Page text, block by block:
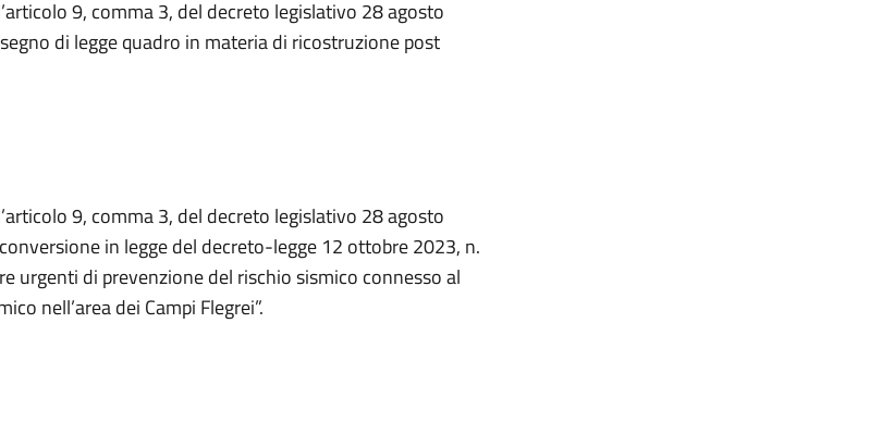
9, comma 3, del decreto legislativo 28 agosto
di legge quadro in materia di ricostruzione post
9, comma 3, del decreto legislativo 28 agosto
in legge del decreto-legge 12 ottobre 2023, n.
urgenti di prevenzione del rischio sismico connesso al
nell’area dei Campi Flegrei”.